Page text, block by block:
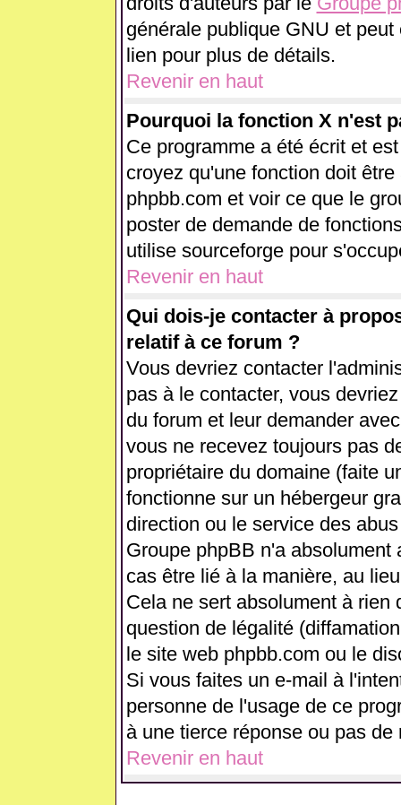
générale publique GNU et
lien pour plus de détails.
Revenir en haut
Pourquoi la fonction X n'est
Ce programme a été écrit et
croyez qu'une fonction doit
phpbb.com et voir ce que le
poster de demande de
utilise sourceforge pour
Revenir en haut
Qui dois-je contacter à
relatif à ce forum ?
Vous devriez contacter
pas à le contacter, vous
du forum et leur demander
vous ne recevez toujours pas
propriétaire du domaine (faite
fonctionne sur un hébergeur
direction ou le service des
Groupe phpBB n'a
cas être lié à la manière, au
Cela ne sert absolument à rien
question de légalité
le site web phpbb.com ou le
Si vous faites un e-mail à
personne de l'usage de ce
à une tierce réponse ou pas de
Revenir en haut